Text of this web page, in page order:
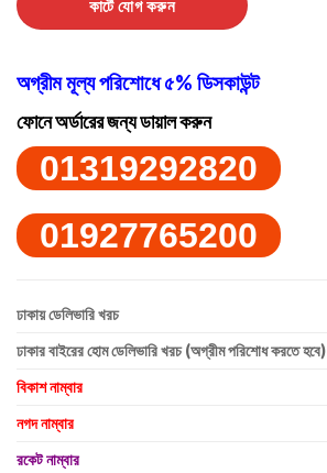
কার্টে যোগ করুন
অগ্রীম মূল্য পরিশোধে ৫% ডিসকাউন্ট
ফোনে অর্ডারের জন্য ডায়াল করুন
01319292820
01927765200
ঢাকায় ডেলিভারি খরচ
ঢাকার বাইরের হোম ডেলিভারি খরচ (অগ্রীম পরিশোধ করতে হবে)
বিকাশ নাম্বার
নগদ নাম্বার
রকেট নাম্বার